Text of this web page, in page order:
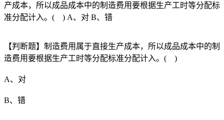
产成本，所以成品成本中的制造费用要根据生产工时等分配标
准分配计入。( ) A、对 B、错
【判断题】制造费用属于直接生产成本，所以成品成本中的制
造费用要根据生产工时等分配标准分配计入。( )
A、对
B、错